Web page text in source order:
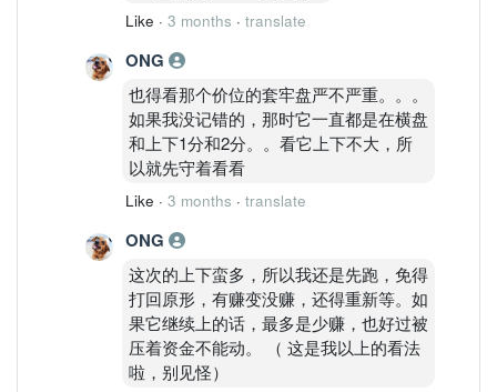
Like · 3 months · translate
ONG
也得看那个价位的套牢盘严不严重。。。
如果我没记错的，那时它一直都是在横盘
和上下1分和2分。。看它上下不大，所
以就先守着看看
Like · 3 months · translate
ONG
这次的上下蛮多，所以我还是先跑，免得
打回原形，有赚变没赚，还得重新等。如
果它继续上的话，最多是少赚，也好过被
压着资金不能动。 （ 这是我以上的看法
啦，别见怪）